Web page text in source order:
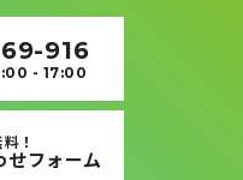
916
- 17:00
！
せフォーム